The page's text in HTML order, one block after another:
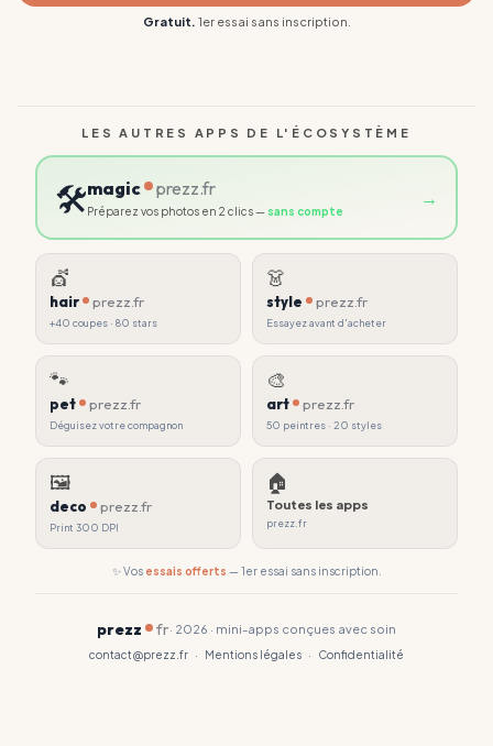
Gratuit. 1er essai sans inscription.
LES AUTRES APPS DE L'ÉCOSYSTÈME
🛠️magic prezz.fr
Préparez vos photos en 2 clics — sans compte
→
💇
hair prezz.fr
+40 coupes · 80 stars
👗
style prezz.fr
Essayez avant d'acheter
🐾
pet prezz.fr
Déguisez votre compagnon
🎨
art prezz.fr
50 peintres · 20 styles
🖼
deco prezz.fr
Print 300 DPI
🏠
Toutes les apps
prezz.fr
✨ Vos essais offerts — 1er essai sans inscription.
prezz fr· 2026 · mini-apps conçues avec soin
contact@prezz.fr · Mentions légales · Confidentialité